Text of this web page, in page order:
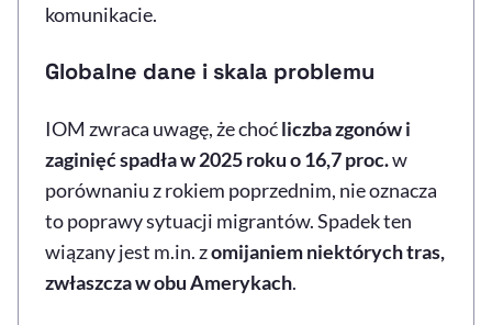
komunikacie.
Globalne dane i skala problemu
IOM zwraca uwagę, że choćliczba zgonów i
zaginięć spadła w 2025 roku o 16,7 proc.w
porównaniu z rokiem poprzednim, nie oznacza
to poprawy sytuacji migrantów. Spadek ten
wiązany jest m.in. zomijaniem niektórych tras,
zwłaszcza w obu Amerykach.